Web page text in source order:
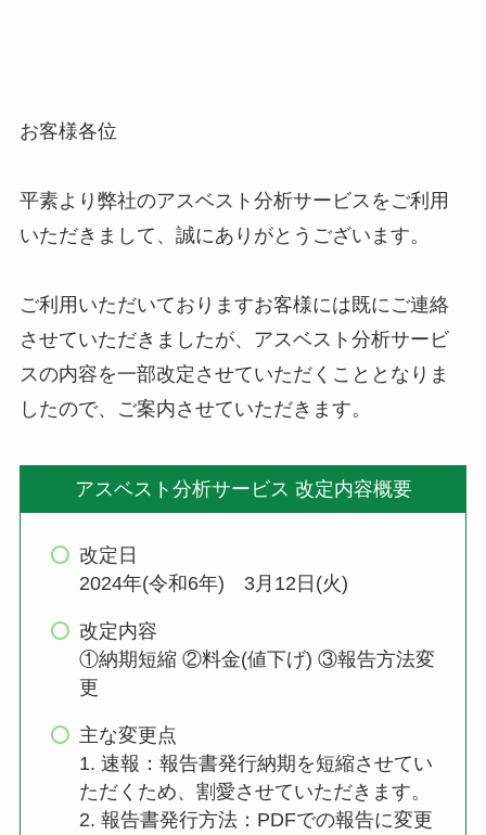
お客様各位
平素より弊社のアスベスト分析サービスをご利用
いただきまして、誠にありがとうございます。
ご利用いただいておりますお客様には既にご連絡
させていただきましたが、アスベスト分析サービ
スの内容を一部改定させていただくこととなりま
したので、ご案内させていただきます。
アスベスト分析サービス 改定内容概要
改定日
2024年(令和6年) 3月12日(火)
改定内容
①納期短縮 ②料金(値下げ) ③報告方法変
更
主な変更点
1. 速報：報告書発行納期を短縮させてい
ただくため、割愛させていただきます。
2. 報告書発行方法：PDFでの報告に変更